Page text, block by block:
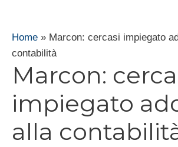
Home » Marcon: cercasi impiegato
contabilità
Marcon:
impiegato
alla